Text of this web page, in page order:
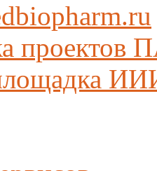
проектов